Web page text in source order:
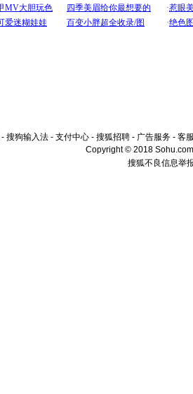
- 搜狗输入法 - 支付中心 - 搜狐招聘 - 广告服务 - 客
Copyright © 2018
搜狐不良信息举